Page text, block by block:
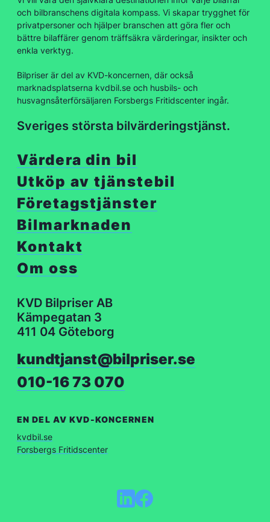
och bilbranschens digitala kompass. Vi skapar trygghet för
privatpersoner och hjälper branschen att göra fler och
bättre bilaffärer genom träffsäkra värderingar, insikter och
enkla verktyg.
Bilpriser är del av KVD-koncernen, där också
marknadsplatserna kvdbil.se och husbils- och
husvagnsåterförsäljaren Forsbergs Fritidscenter ingår.
Sveriges största bilvärderingstjänst.
Värdera din bil
Utköp av tjänstebil
Företagstjänster
Bilmarknaden
Kontakt
Om oss
KVD Bilpriser AB
Kämpegatan 3
411 04 Göteborg
kundtjanst@bilpriser.se
010-16 73 070
EN DEL AV KVD-KONCERNEN
kvdbil.se
Forsbergs Fritidscenter